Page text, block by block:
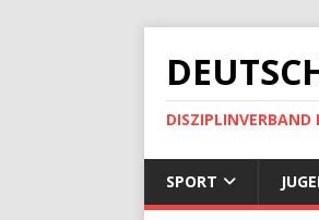
DISZIPLINVERBAND
SPORT